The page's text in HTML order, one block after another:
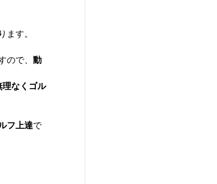
ます。
で、 動
なくゴル
フ上達で